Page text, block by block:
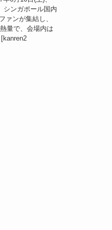
シンガポール国内
ァンが集結し、
量で、会場内は